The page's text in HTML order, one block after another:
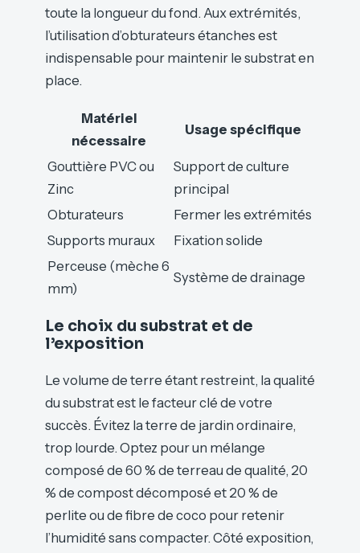
toute la longueur du fond. Aux extrémités,
l’utilisation d’obturateurs étanches est
indispensable pour maintenir le substrat en
place.
Matériel
nécessaire
Usage spécifique
Gouttière PVC ou
Zinc
Support de culture
principal
Obturateurs
Fermer les extrémités
Supports muraux
Fixation solide
Perceuse (mèche 6
mm)
Système de drainage
Le choix du substrat et de
l’exposition
Le volume de terre étant restreint, la qualité
du substrat est le facteur clé de votre
succès. Évitez la terre de jardin ordinaire,
trop lourde. Optez pour un mélange
composé de 60 % de terreau de qualité, 20
% de compost décomposé et 20 % de
perlite ou de fibre de coco pour retenir
l’humidité sans compacter. Côté exposition,